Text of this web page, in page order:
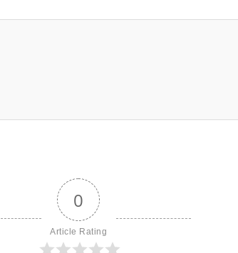
0
Article Rating